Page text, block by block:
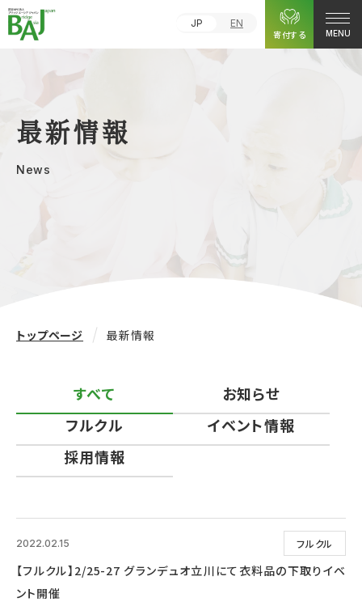
JP
EN
寄付する
MENU
最新情報
News
トップページ 最新情報
すべて
お知らせ
フルクル
イベント情報
採用情報
フルクル
2022.02.15
【フルクル】2/25-27 グランデュオ立川にて衣料品の下取りイベ
ント開催